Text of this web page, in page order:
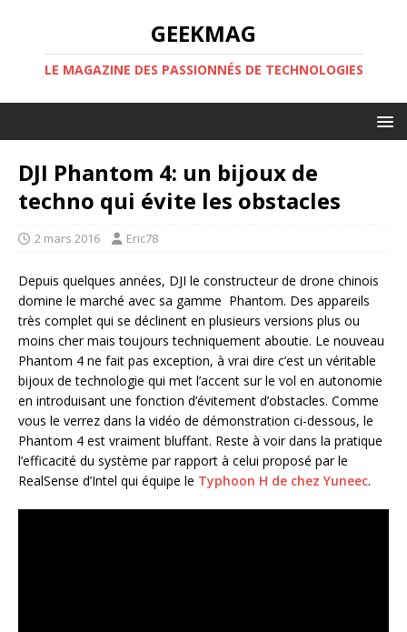
GEEKMAG
LE MAGAZINE DES PASSIONNÉS DE TECHNOLOGIES
DJI Phantom 4: un bijoux de
techno qui évite les obstacles
2 mars 2016 Eric78
Depuis quelques années, DJI le constructeur de drone chinois
domine le marché avec sa gamme Phantom. Des appareils
très complet qui se déclinent en plusieurs versions plus ou
moins cher mais toujours techniquement aboutie. Le nouveau
Phantom 4 ne fait pas exception, à vrai dire c’est un véritable
bijoux de technologie qui met l’accent sur le vol en autonomie
en introduisant une fonction d’évitement d’obstacles. Comme
vous le verrez dans la vidéo de démonstration ci-dessous, le
Phantom 4 est vraiment bluffant. Reste à voir dans la pratique
l’efficacité du système par rapport à celui proposé par le
RealSense d’Intel qui équipe le Typhoon H de chez Yuneec.